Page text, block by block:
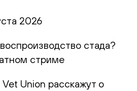
2026
стада?
стриме
Union расскажут о